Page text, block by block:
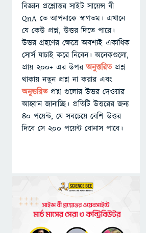
বিজ্ঞান প্রশ্নোত্তর সাইট সায়েন্স বী
QnA তে আপনাকে স্বাগতম। এখানে
যে কেউ প্রশ্ন, উত্তর দিতে পারে।
উত্তর গ্রহণের ক্ষেত্রে অবশ্যই একাধিক
সোর্স যাচাই করে নিবেন। অনেকগুলো,
প্রায় ২০০+ এর উপরঅনুত্তরিতপ্রশ্ন
থাকায় নতুন প্রশ্ন না করার এবং
অনুত্তরিত প্রশ্ন গুলোর উত্তর দেওয়ার
আহ্বান জানাচ্ছি। প্রতিটি উত্তরের জন্য
৪০ পয়েন্ট, যে সবচেয়ে বেশি উত্তর
দিবে সে ২০০ পয়েন্ট বোনাস পাবে।